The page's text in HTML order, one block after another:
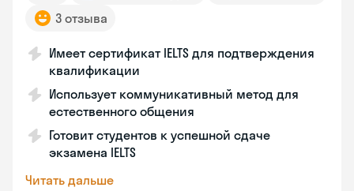
3 отзыва
Имеет сертификат IELTS для подтверждения
квалификации
Использует коммуникативный метод для
естественного общения
Готовит студентов к успешной сдаче
экзамена IELTS
Читать дальше